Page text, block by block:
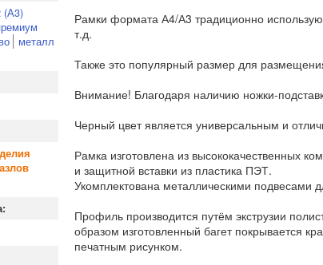
(А3)
металл
Рамки формата А4/А3 традиционно
т.д.
Также это популярный размер для
Внимание! Благодаря наличию ножки-
Черный цвет является универсальным и
Рамка изготовлена из высококачественных
и защитной вставки из пластика ПЭТ.
Укомплектована металлическими подвесами
Профиль производится путём экструзии
образом изготовленный багет покрывается
печатным рисунком.